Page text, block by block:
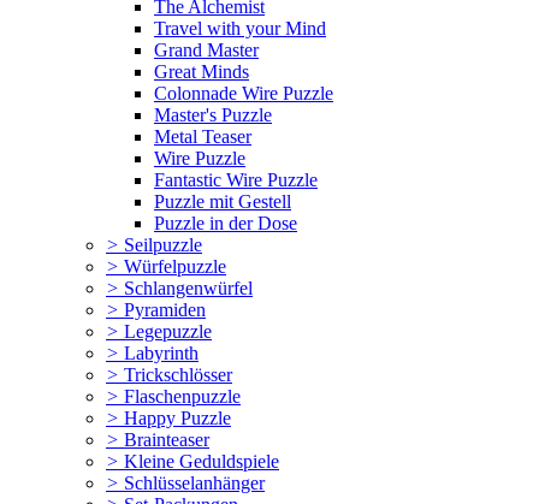
The Alchemist
Travel with your Mind
Grand Master
Great Minds
Colonnade Wire Puzzle
Master's Puzzle
Metal Teaser
Wire Puzzle
Fantastic Wire Puzzle
Puzzle mit Gestell
Puzzle in der Dose
> Seilpuzzle
> Würfelpuzzle
> Schlangenwürfel
> Pyramiden
> Legepuzzle
> Labyrinth
> Trickschlösser
> Flaschenpuzzle
> Happy Puzzle
> Brainteaser
> Kleine Geduldspiele
> Schlüsselanhänger